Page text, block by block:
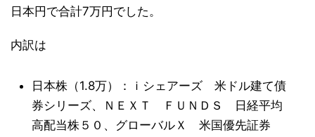
日本円で合計7万円でした。
内訳は
日本株（1.8万）：ｉシェアーズ 米ドル建て債
券シリーズ、ＮＥＸＴ ＦＵＮＤＳ 日経平均
高配当株５０、グローバルＸ 米国優先証券